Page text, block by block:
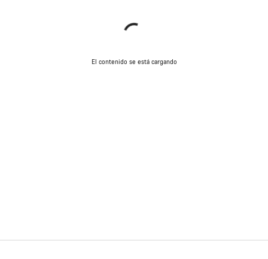
El contenido se está cargando